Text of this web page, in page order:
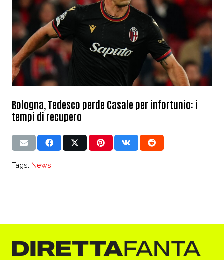
Bologna, Tedesco perde Casale per infortunio: i
tempi di recupero
Tags: News